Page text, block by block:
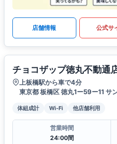
店舗情報 公式サ
チョコザップ徳丸不動通
上板橋駅から車で4分
東京都 板橋区 徳丸1ー59ー11 サ
体組成計 Wi-Fi 他店舗利用
営業時間
24:00間